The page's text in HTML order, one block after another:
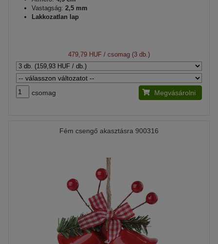
Vastagság: 2,5 mm
Lakkozatlan lap
479,79 HUF / csomag (3 db.)
csomag Megvásárolni
Fém csengő akasztásra 900316